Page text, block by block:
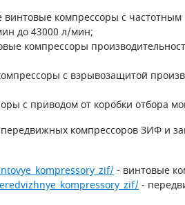
компрессоры с частотным
до 43000 л/мин;
компрессоры
с взрывозащитой
с приводом от коробки отбора
компрессоров ЗИФ и
- винтовые
-